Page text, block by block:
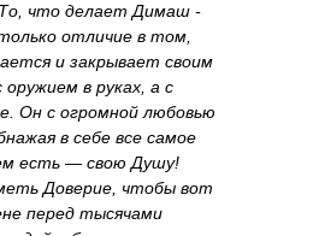
что делает Димаш -
отличие в том,
и закрывает своим
в руках, а с
Он с огромной любовью
в себе все самое
есть — свою Душу!
Доверие, чтобы вот
перед тысячами